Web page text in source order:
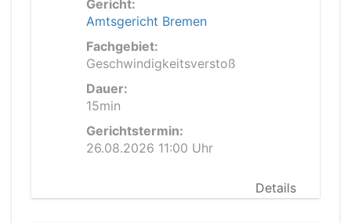
Gericht:
Amtsgericht Bremen
Fachgebiet:
Geschwindigkeitsverstoß
Dauer:
15min
Gerichtstermin:
26.08.2026 11:00 Uhr
Details